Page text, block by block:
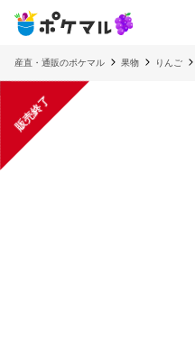
産直・通販のポケマル 果物 りんご
販売終了